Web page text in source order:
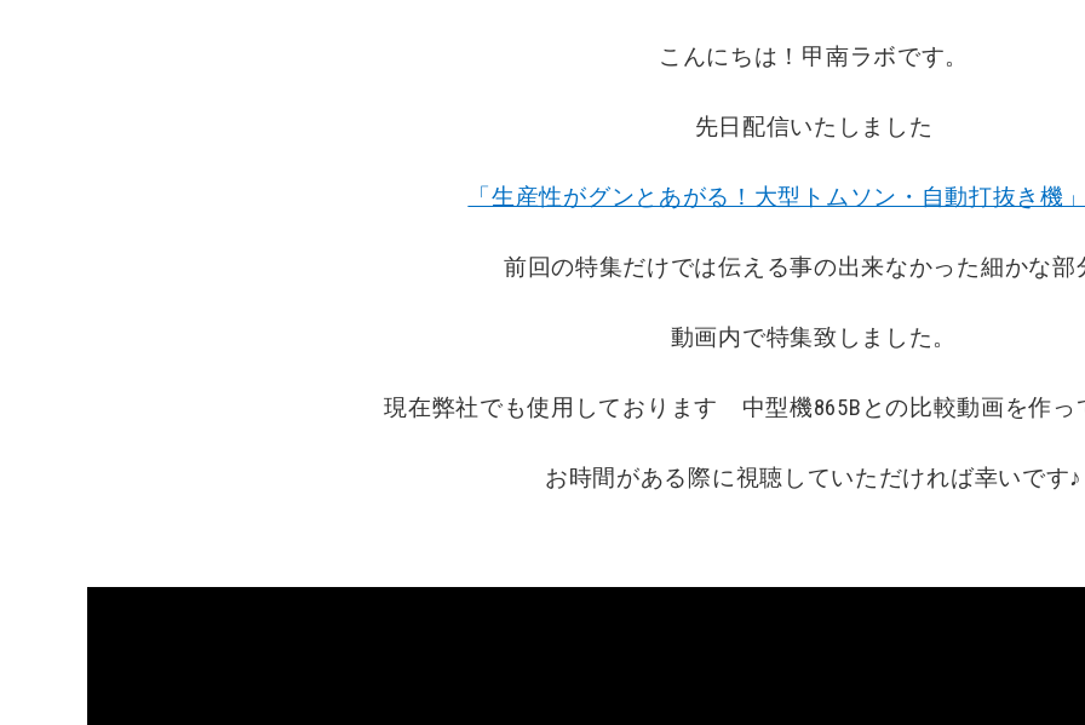
こんにちは！甲南ラボです。
先日配信いたしました
「生産性がグンとあがる！大型トムソン・自動打抜き機」
前回の特集だけでは伝える事の出来なかった細かな部
動画内で特集致しました。
現在弊社でも使用しております 中型機865Bとの比較動画を作っ
お時間がある際に視聴していただければ幸いです♪